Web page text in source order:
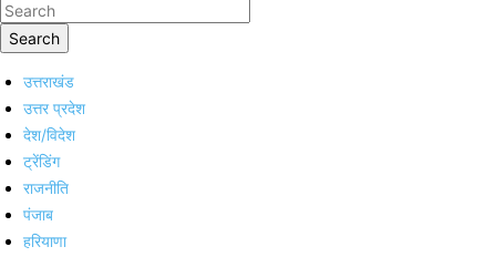
Search
उत्तराखंड
उत्तर प्रदेश
देश/विदेश
ट्रेंडिंग
राजनीति
पंजाब
हरियाणा